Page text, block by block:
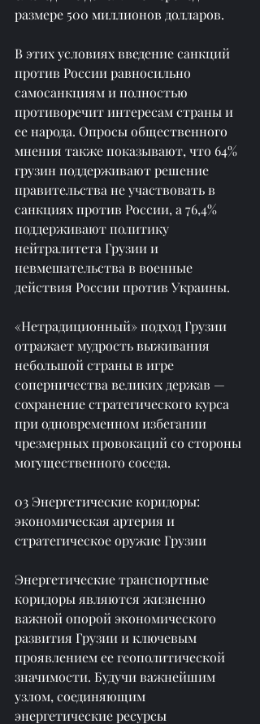
размере 500 миллионов долларов.
В этих условиях введение санкций
против России равносильно
самосанкциям и полностью
противоречит интересам страны и
ее народа. Опросы общественного
мнения также показывают, что 64% ​​
грузин поддерживают решение
правительства не участвовать в
санкциях против России, а 76,4%
поддерживают политику
нейтралитета Грузии и
невмешательства в военные
действия России против Украины.
«Нетрадиционный» подход Грузии
отражает мудрость выживания
небольшой страны в игре
соперничества великих держав —
сохранение стратегического курса
при одновременном избегании
чрезмерных провокаций со стороны
могущественного соседа.
03 Энергетические коридоры:
экономическая артерия и
стратегическое оружие Грузии
Энергетические транспортные
коридоры являются жизненно
важной опорой экономического
развития Грузии и ключевым
проявлением ее геополитической
значимости. Будучи важнейшим
узлом, соединяющим
энергетические ресурсы